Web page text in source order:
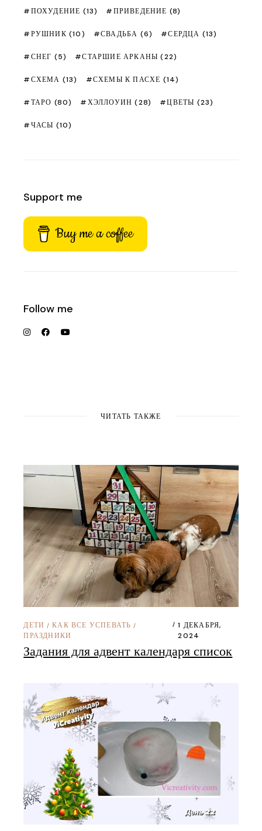
ПОХУДЕНИЕ (13) ПРИВЕДЕНИЕ (8)
РУШНИК (10) СВАДЬБА (6) СЕРДЦА (13)
СНЕГ (5) СТАРШИЕ АРКАНЫ (22)
СХЕМА (13) СХЕМЫ К ПАСХЕ (14)
ТАРО (80) ХЭЛЛОУИН (28) ЦВЕТЫ (23)
ЧАСЫ (10)
Support me
Buy me a coffee
Follow me
ЧИТАТЬ ТАКЖЕ
ДЕТИ /КАК ВСЕ УСПЕВАТЬ /
ПРАЗДНИКИ
1 ДЕКАБРЯ,
2024
Задания для адвент календаря список